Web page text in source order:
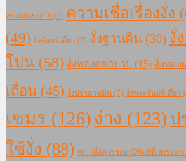
เซ่นงั่งและเป๋อ (7) ความเชื่อเรื่องงั่ง
(49) งั่งจันทร์เสี้ยว (7) งั่งฐานดิน (30) งั่
โปน (58) งั่งทองดอกบวบ (15) งั่งทอง
เถื่อน (45) งั่งปราสาทหิน (7) งั่งพระจันทร์เสี้ยว
เขมร (126) ง่าง (123) ป
ใช้งั่ง (88) พญางั่งสุวรรณภูมิพิมพ์นิ้วกระดก